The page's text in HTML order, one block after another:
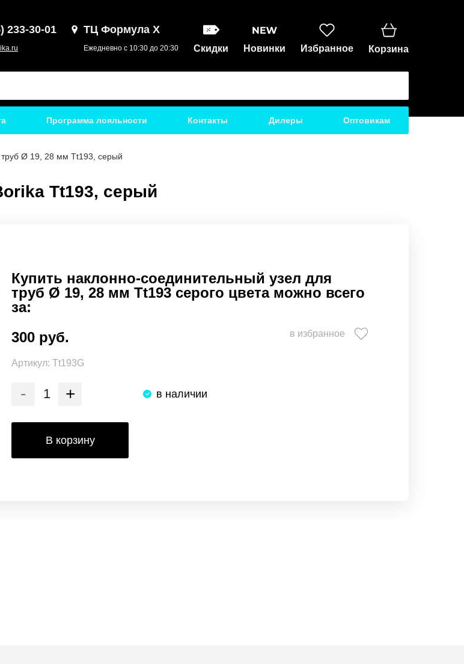
233-30-01 ТЦ Формула Х
Ежедневно с 10:30 до 20:30 Скидки Новинки Избранное Корзина
Программа лояльности Контакты Дилеры Оптовикам
Ø 19, 28 мм Tt193, серый
Tt193, серый
Купить наклонно-соединительный узел для
труб Ø 19, 28 мм Tt193 серого цвета можно всего
за:
300 руб.
в избранное
Артикул: Tt193G
- + в наличии
В корзину